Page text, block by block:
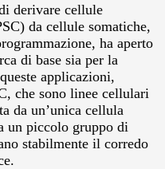
derivare cellule
da cellule somatiche,
ha aperto
di base sia per la
applicazioni,
che sono linee cellulari
da un’unica cellula
un piccolo gruppo di
stabilmente il corredo